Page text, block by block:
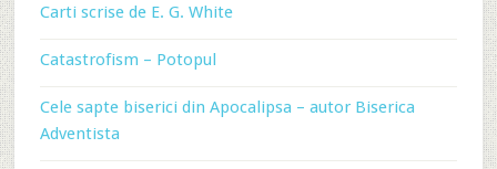
Carti scrise de E. G. White
Catastrofism – Potopul
Cele sapte biserici din Apocalipsa – autor Biserica
Adventista